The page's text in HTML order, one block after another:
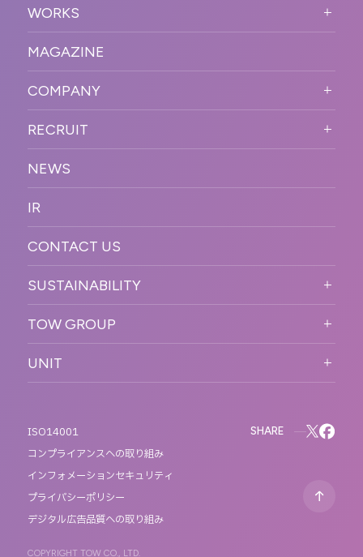
VISION
OUR DNA
STRONG POINT
BUSINESS DOMAIN
SOLUTION
WORKFLOW
WORKS
オンラインイベント
SNSプロモーション
プラットフォーム販
促
デジタル制作・映像
制作
PR
カンファレンス・展示会・アワ
ESPORTS・ゲームプロモーシ
MAGAZINE
COMPANY
COMPANY INFORMATION
MESSAGE
OFFICER
ACCESS
ORGANIZATION CHART
HISTORY
RECRUIT
新卒採用
キャリア採用
NEWS
IR
CONTACT US
SUSTAINABILITY
サステナビリティ
TOW GROUP
MOTTO
BLUES MOBILE
UNIT
ISO14001
コンプライアンスへの取り組み
インフォメーションセキュリティ
プライバシーポリシー
デジタル広告品質への取り組み
COPYRIGHT TOW CO., LTD.
SHARE